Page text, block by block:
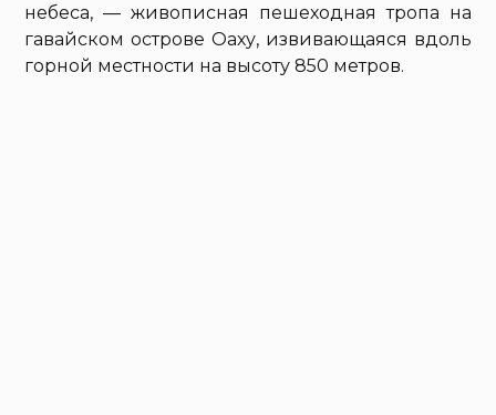
небеса, — живописная пешеходная тропа на
гавайском острове Оаху, извивающаяся вдоль
горной местности на высоту 850 метров.